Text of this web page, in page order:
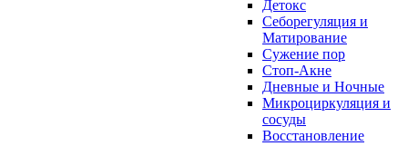
Детокс
Себорегуляция и
Матирование
Сужение пор
Стоп-Акне
Дневные и Ночные
Микроциркуляция и
сосуды
Восстановление